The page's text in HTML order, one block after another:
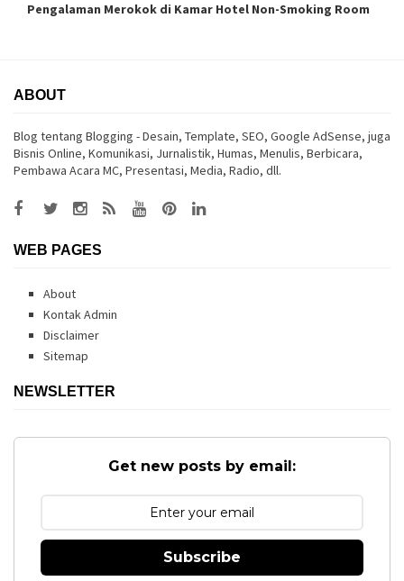
Pengalaman Merokok di Kamar Hotel Non-Smoking Room
ABOUT
Blog tentang Blogging - Desain, Template, SEO, Google AdSense, juga
Bisnis Online, Komunikasi, Jurnalistik, Humas, Menulis, Berbicara,
Pembawa Acara MC, Presentasi, Media, Radio, dll.
WEB PAGES
About
Kontak Admin
Disclaimer
Sitemap
NEWSLETTER
Get new posts by email:
Subscribe